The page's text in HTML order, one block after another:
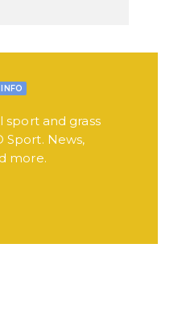
INFO
sport and grass
Sport. News,
more.